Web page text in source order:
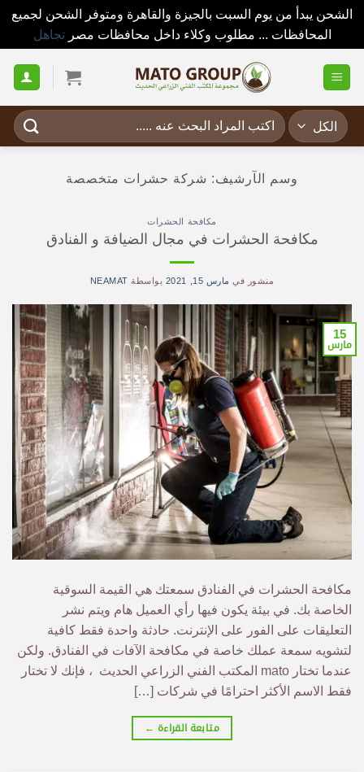
الشحن يبدأ من يوم السبت بالجيزة والقاهرة ومتوفر الشحن لجميع
المحافظات ... مطلوب وكلاء داخل محافظات مصرتجاهل
للمحتوى
البحث
عن:
وسم الآرشيف: شركة حشرات متخصصة
مكافحة الحشرات
مكافحة الحشرات في مجال الضيافة و الفنادق
منشور في مارس 15, 2021 بواسطة NEAMAT
15
مارس
مكافحة الحشرات في الفنادق سمعتك هي القيمة السوقية
الخاصة بك. في بيئة يكون فيها رأي العميل هام ويتم نشر
التعليقات على الفور على الإنترنت. حادثة واحدة فقط كافية
لتشويه سمعة عملك خاصة في مكافحة الآفات في الفنادق. ولكن
عندما تختار mato المكتب الفني الزراعي الحديث ، فإنك لا تختار
فقط الاسم الأكثر احترامًا في شركات […]
متابعة القراءة ←